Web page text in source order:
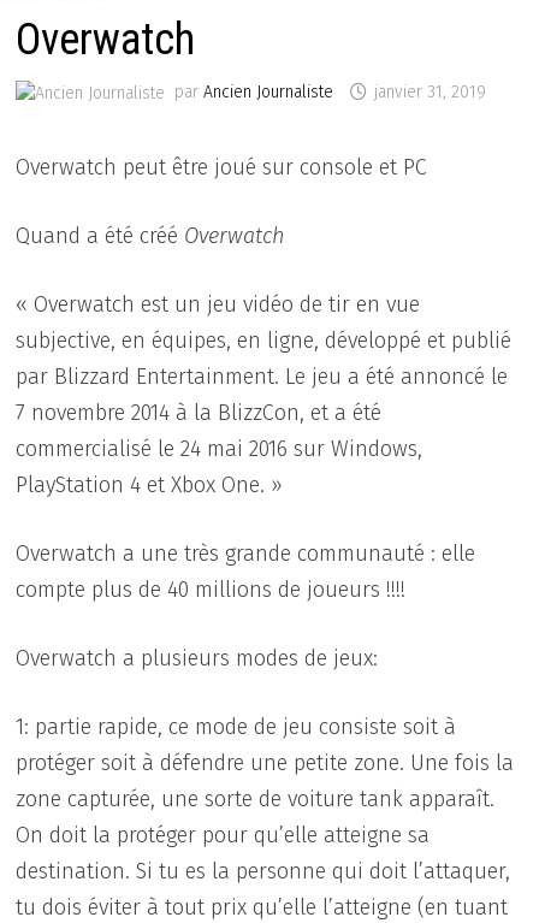
Overwatch
parAncien Journaliste janvier 31, 2019
Overwatch peut être joué sur console et PC
Quand a été créé Overwatch
« Overwatch est un jeu vidéo de tir en vue
subjective, en équipes, en ligne, développé et publié
par Blizzard Entertainment. Le jeu a été annoncé le
7 novembre 2014 à la BlizzCon, et a été
commercialisé le 24 mai 2016 sur Windows,
PlayStation 4 et Xbox One. »
Overwatch a une très grande communauté : elle
compte plus de 40 millions de joueurs !!!!
Overwatch a plusieurs modes de jeux:
1: partie rapide, ce mode de jeu consiste soit à
protéger soit à défendre une petite zone. Une fois la
zone capturée, une sorte de voiture tank apparaît.
On doit la protéger pour qu’elle atteigne sa
destination. Si tu es la personne qui doit l’attaquer,
tu dois éviter à tout prix qu’elle l’atteigne (en tuant